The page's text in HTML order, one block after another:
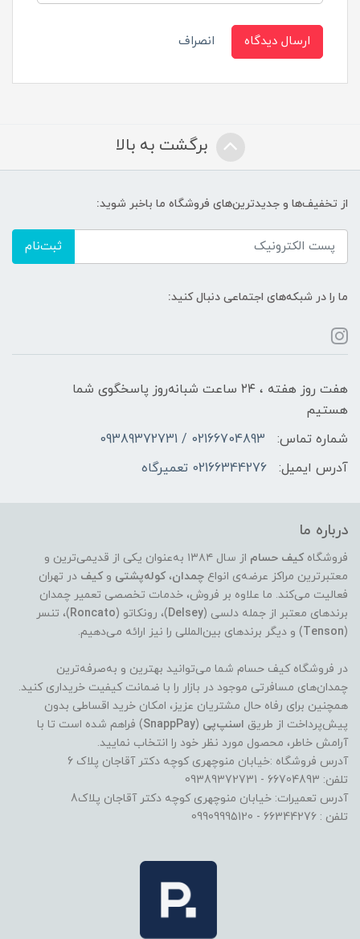
ارسال دیدگاه انصراف
برگشت به بالا
از تخفیف‌ها و جدیدترین‌های فروشگاه ما باخبر شوید:
ثبت‌نام
ما را در شبکه‌های اجتماعی دنبال کنید:
هفت روز هفته ، ۲۴ ساعت شبانه‌روز پاسخگوی شما
هستیم
شماره تماس:
02166704893 / 09389372731
آدرس ایمیل:
02166344276 تعمیرگاه
درباره ما
فروشگاه کیف حسام
از سال ۱۳۸۴ به‌عنوان یکی از قدیمی‌ترین و
معتبرترین مراکز عرضه‌ی انواع چمدان، کوله‌پشتی و کیف در تهران
فعالیت می‌کند. ما علاوه بر فروش، خدمات تخصصی تعمیر چمدان
برندهای معتبر از جمله دلسی (Delsey)، رونکاتو (Roncato)، تنسر
(
Tenson) و دیگر برندهای بین‌المللی را نیز ارائه می‌دهیم.
در فروشگاه کیف حسام شما می‌توانید بهترین و به‌صرفه‌ترین
چمدان‌های مسافرتی موجود در بازار را با ضمانت کیفیت خریداری کنید.
همچنین برای رفاه حال مشتریان عزیز، امکان خرید اقساطی بدون
پیش‌پرداخت از طریق اسنپ‌پی (
SnappPay) فراهم شده است تا با
آرامش خاطر، محصول مورد نظر خود را انتخاب نمایید.
آدرس فروشگاه :خیابان منوچهری کوچه دکتر آقاجان پلاک 6
تلفن: 66704893 - 09389372731
آدرس تعمیرات: خیابان منوچهری کوچه دکتر آقاجان پلاک8
تلفن : 66344276 - 09909995120